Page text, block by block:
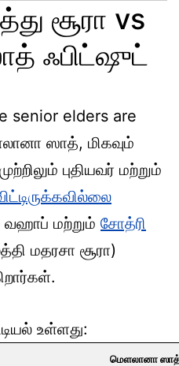
சூரா vs
ஃபிட்ஷுட்
senior elders are
ஸாத், மிகவும்
புதியவர் மற்றும்
மற்றும் சோத்ரி
மதரசா சூரா)
உள்ளது:
மௌலானா